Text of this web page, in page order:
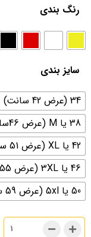
رنگ بندی
سایز بندی
34 (عرض 42 سانت)
38 یا M (عرض 46سانت)
42 یا XL (عرض 51 سانت)
46 یا 3XL (عرض 55 سانت)
50 یا 5xl (عرض 59 سانت)